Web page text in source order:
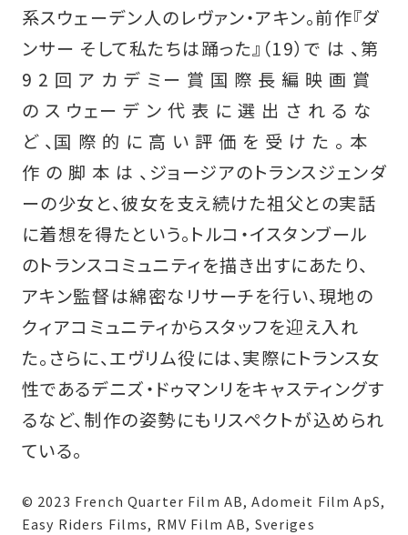
系スウェーデン人のレヴァン・アキン。前作『ダ
ンサー そして私たちは踊った』（19）で は 、第
9 2 回 ア カ デ ミー 賞 国 際 長 編 映 画 賞
の ス ウェー デ ン 代 表 に 選 出 さ れ る な
ど 、国 際 的 に 高 い 評 価 を 受 け た 。 本
作 の 脚 本 は 、ジョージアのトランスジェンダ
ーの少女と、彼女を支え続けた祖父との実話
に着想を得たという。トルコ・イスタンブール
のトランスコミュニティを描き出すにあたり、
アキン監督は綿密なリサーチを行い、現地の
クィアコミュニティからスタッフを迎え入れ
た。さらに、エヴリム役には、実際にトランス女
性であるデニズ・ドゥマンリをキャスティングす
るなど、制作の姿勢にもリスペクトが込められ
ている。
© 2023 French Quarter Film AB, Adomeit Film ApS,
Easy Riders Films, RMV Film AB, Sveriges